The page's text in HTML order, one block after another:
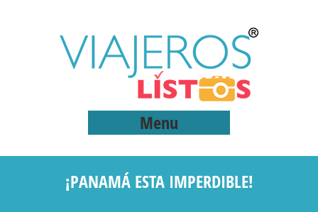
Menu
¡PANAMÁ ESTA IMPERDIBLE!